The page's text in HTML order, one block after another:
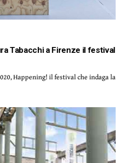
Tabacchi a Firenze il festival
Happening! il festival che indaga la